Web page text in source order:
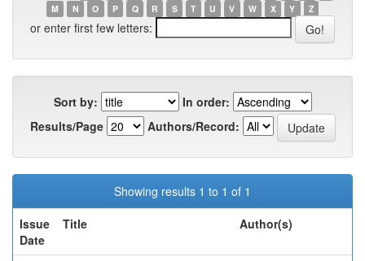
M
N O P Q R S T U V W X Y Z
or enter first few letters:
Sort by:
In order:
Results/Page
Authors/Record:
Showing results 1 to 1 of 1
Issue
Date
Title Author(s)